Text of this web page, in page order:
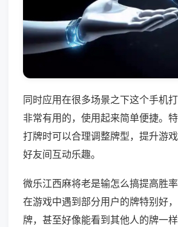
同时应用在很多场景之下这个手机
非常有用的，使用起来简单便捷。
打牌时可以合理调整牌型，提升游
好友间互动乐趣。
微乐江西麻将老是输怎么搞提高胜
在游戏中遇到部分用户的牌特别好
牌，甚至好像能看到其他人的牌一